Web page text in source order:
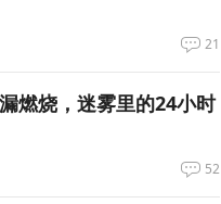
21
燃烧，迷雾里的24小时
52